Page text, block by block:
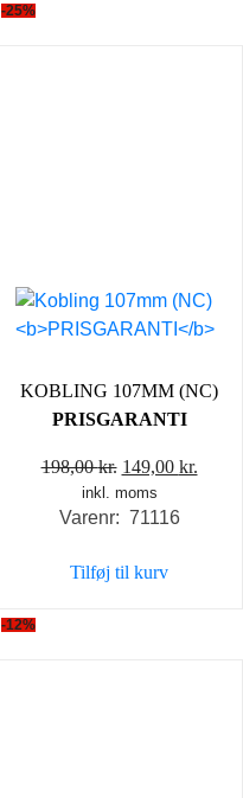
-25%
KOBLING 107MM (NC)
PRISGARANTI
198,00kr. Den
oprindelige
pris
198,00 kr..
149,00 kr.
inkl. moms
Varenr: 71116
Tilføj til kurv
-12%